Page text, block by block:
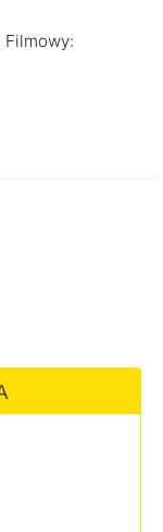
Filmowy: